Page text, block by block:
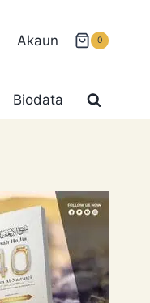
Akaun 0
Biodata